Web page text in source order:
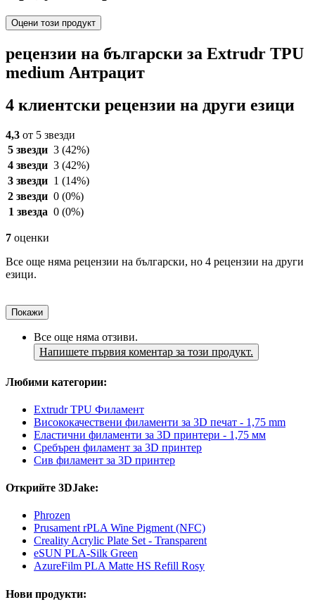
Оцени този продукт
рецензии на български за Extrudr TPU
medium Антрацит
4 клиентски рецензии на други езици
4,3 от 5 звезди
5 звезди 3 (42%)
4 звезди 3 (42%)
3 звезди 1 (14%)
2 звезди 0 (0%)
1 звезда 0 (0%)
7 оценки
Все още няма рецензии на български, но 4 рецензии на други
езици.
Покажи
Все още няма отзиви.
Напишете първия коментар за този продукт.
Любими категории:
Extrudr TPU Филамент
Висококачествени филаменти за 3D печат - 1,75 mm
Еластични филаменти за 3D принтери - 1,75 мм
Сребърен филамент за 3D принтер
Сив филамент за 3D принтер
Открийте 3DJake:
Phrozen
Prusament rPLA Wine Pigment (NFC)
Creality Acrylic Plate Set - Transparent
eSUN PLA-Silk Green
AzureFilm PLA Matte HS Refill Rosy
Нови продукти: